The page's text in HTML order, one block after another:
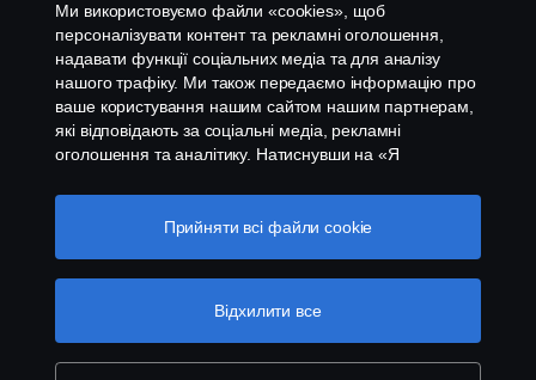
Scania in Your Region: УКРАЇНА
Контакти
Ми використовуємо файли «cookies», щоб
персоналізувати контент та рекламні оголошення,
надавати функції соціальних медіа та для аналізу
нашого трафіку. Ми також передаємо інформацію про
ваше користування нашим сайтом нашим партнерам,
які відповідають за соціальні медіа, рекламні
оголошення та аналітику. Натиснувши на «Я
згоду на використання всіх файлів cookies та на
передачу інформації. Ви також можете керувати
ми використовуємо файли cookie, відвідайте сторінку
про cookie на нашому сайті, натиснувши на посилання
під цим текстом. Cookie policy
Відхилити все
Прийняти всі файли сookie